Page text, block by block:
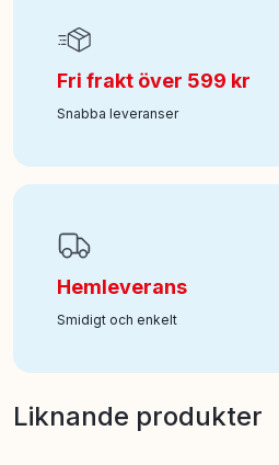
Fri frakt över 599 kr
Snabba leveranser
Hemleverans
Smidigt och enkelt
Liknande produkter